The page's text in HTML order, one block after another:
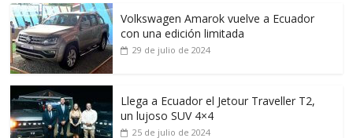
Volkswagen Amarok vuelve a Ecuador
con una edición limitada
29 de julio de 2024
Llega a Ecuador el Jetour Traveller T2,
un lujoso SUV 4×4
25 de julio de 2024